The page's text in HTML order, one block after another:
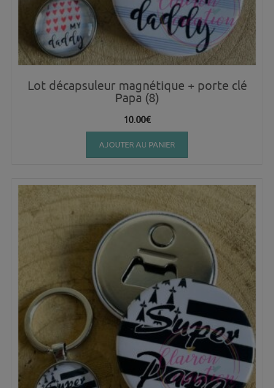
Lot décapsuleur magnétique + porte clé
Papa (8)
10.00€
AJOUTER AU PANIER